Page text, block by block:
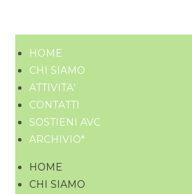
HOME
CHI SIAMO
ATTIVITA’
CONTATTI
SOSTIENI AVC
ARCHIVIO*
HOME
CHI SIAMO